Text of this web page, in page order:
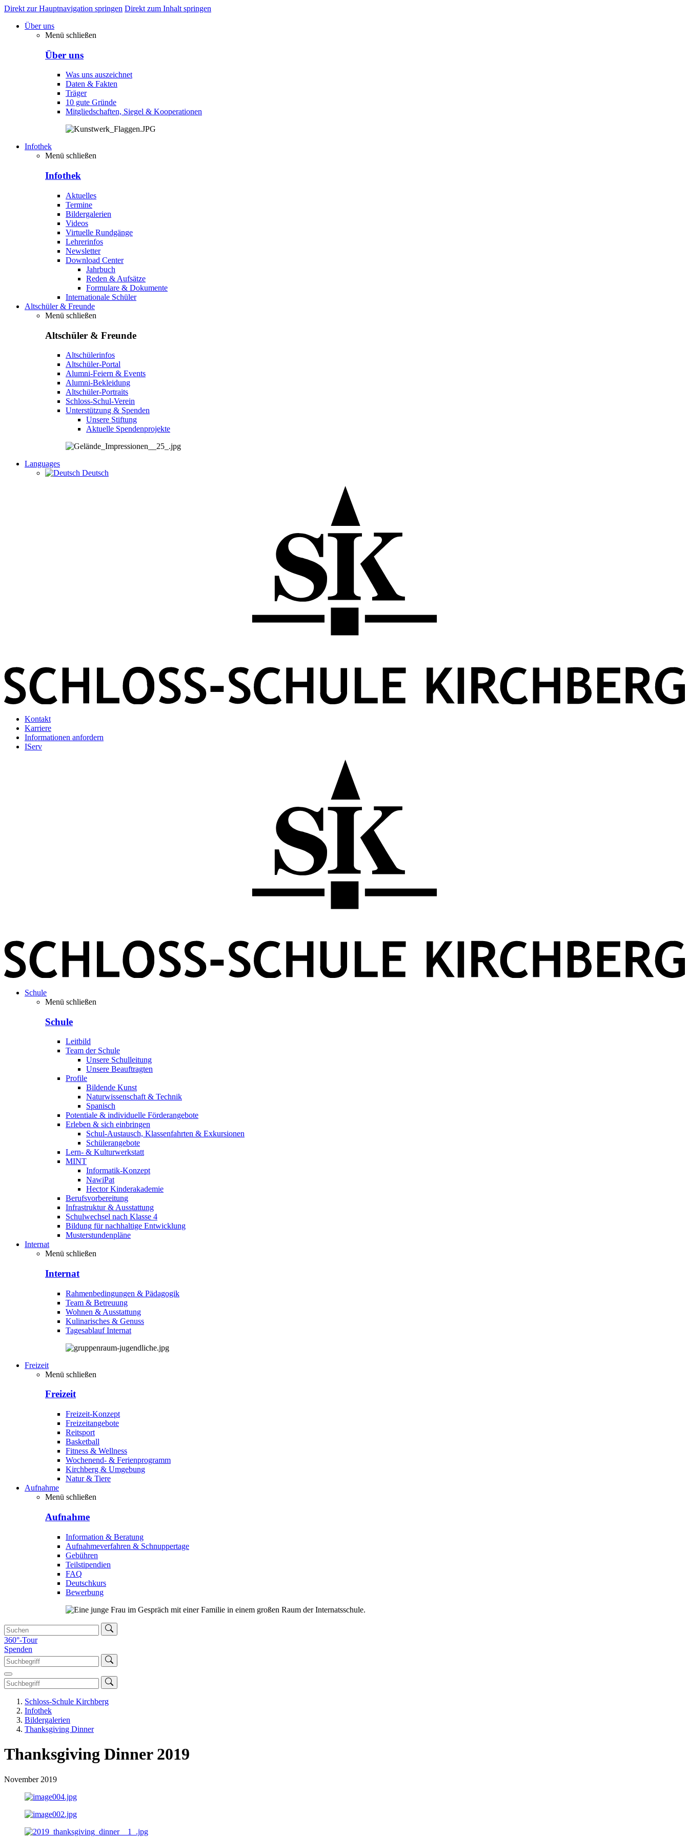
Direkt zur Hauptnavigation springen Direkt zum Inhalt springen
Über uns
Menü schließen
Über uns
Was uns auszeichnet
Daten & Fakten
Träger
10 gute Gründe
Mitgliedschaften, Siegel & Kooperationen
Infothek
Menü schließen
Infothek
Aktuelles
Termine
Bildergalerien
Videos
Virtuelle Rundgänge
Lehrerinfos
Newsletter
Download Center
Jahrbuch
Reden & Aufsätze
Formulare & Dokumente
Internationale Schüler
Altschüler & Freunde
Menü schließen
Altschüler & Freunde
Altschülerinfos
Altschüler-Portal
Alumni-Feiern & Events
Alumni-Bekleidung
Altschüler-Portraits
Schloss-Schul-Verein
Unterstützung & Spenden
Unsere Stiftung
Aktuelle Spendenprojekte
Languages
Deutsch
Kontakt
Karriere
Informationen anfordern
IServ
Schule
Menü schließen
Schule
Leitbild
Team der Schule
Unsere Schulleitung
Unsere Beauftragten
Profile
Bildende Kunst
Naturwissenschaft & Technik
Spanisch
Potentiale & individuelle Förderangebote
Erleben & sich einbringen
Schul-Austausch, Klassenfahrten & Exkursionen
Schülerangebote
Lern- & Kulturwerkstatt
MINT
Informatik-Konzept
NawiPat
Hector Kinderakademie
Berufsvorbereitung
Infrastruktur & Ausstattung
Schulwechsel nach Klasse 4
Bildung für nachhaltige Entwicklung
Musterstundenpläne
Internat
Menü schließen
Internat
Rahmenbedingungen & Pädagogik
Team & Betreuung
Wohnen & Ausstattung
Kulinarisches & Genuss
Tagesablauf Internat
Freizeit
Menü schließen
Freizeit
Freizeit-Konzept
Freizeitangebote
Reitsport
Basketball
Fitness & Wellness
Wochenend- & Ferienprogramm
Kirchberg & Umgebung
Natur & Tiere
Aufnahme
Menü schließen
Aufnahme
Information & Beratung
Aufnahmeverfahren & Schnuppertage
Gebühren
Teilstipendien
FAQ
Deutschkurs
Bewerbung
360°-Tour
Spenden
Schloss-Schule Kirchberg
Infothek
Bildergalerien
Thanksgiving Dinner
Thanksgiving Dinner 2019
November 2019